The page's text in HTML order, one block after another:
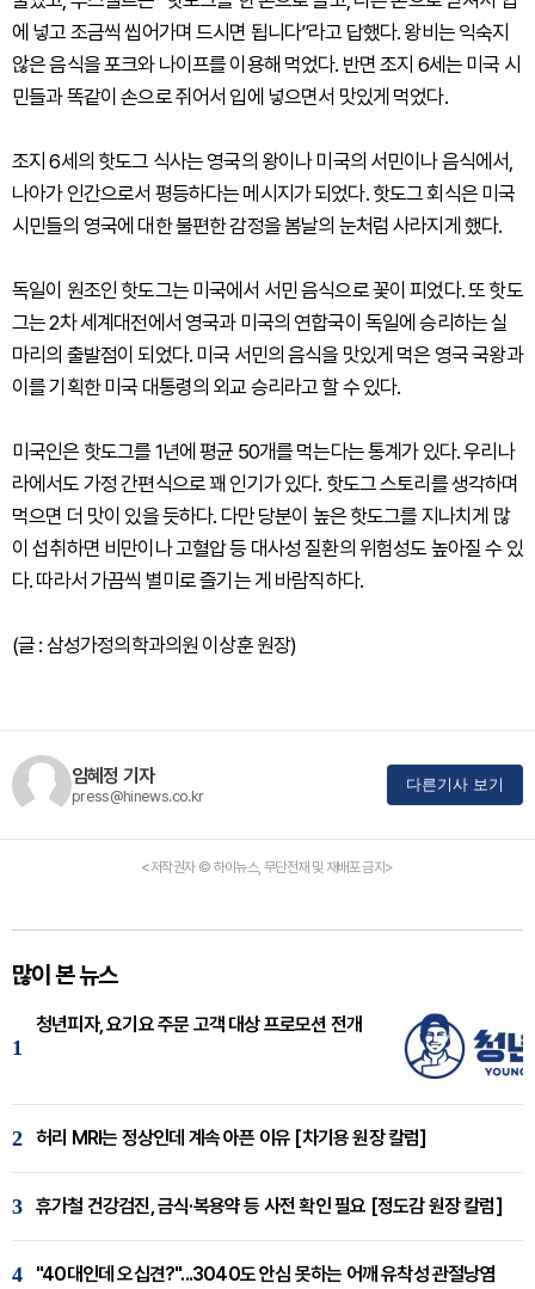
에 넣고 조금씩 씹어가며 드시면 됩니다”라고 답했다. 왕비는 익숙지
않은 음식을 포크와 나이프를 이용해 먹었다. 반면 조지 6세는 미국 시
민들과 똑같이 손으로 쥐어서 입에 넣으면서 맛있게 먹었다.
조지 6세의 핫도그 식사는 영국의 왕이나 미국의 서민이나 음식에서,
나아가 인간으로서 평등하다는 메시지가 되었다. 핫도그 회식은 미국
시민들의 영국에 대한 불편한 감정을 봄날의 눈처럼 사라지게 했다.
독일이 원조인 핫도그는 미국에서 서민 음식으로 꽃이 피었다. 또 핫도
그는 2차 세계대전에서 영국과 미국의 연합국이 독일에 승리하는 실
마리의 출발점이 되었다. 미국 서민의 음식을 맛있게 먹은 영국 국왕과
이를 기획한 미국 대통령의 외교 승리라고 할 수 있다.
미국인은 핫도그를 1년에 평균 50개를 먹는다는 통계가 있다. 우리나
라에서도 가정 간편식으로 꽤 인기가 있다. 핫도그 스토리를 생각하며
먹으면 더 맛이 있을 듯하다. 다만 당분이 높은 핫도그를 지나치게 많
이 섭취하면 비만이나 고혈압 등 대사성 질환의 위험성도 높아질 수 있
다. 따라서 가끔씩 별미로 즐기는 게 바람직하다.
(글 : 삼성가정의학과의원 이상훈 원장)
임혜정 기자
press@hinews.co.kr
다른기사 보기
<저작권자 © 하이뉴스, 무단전재 및 재배포 금지>
많이 본 뉴스
1
청년피자, 요기요 주문 고객 대상 프로모션 전개
2 허리 MRI는 정상인데 계속 아픈 이유 [차기용 원장 칼럼]
3 휴가철 건강검진, 금식·복용약 등 사전 확인 필요 [정도감 원장 칼럼]
4 "40대인데 오십견?"...3040도 안심 못하는 어깨 유착성 관절낭염